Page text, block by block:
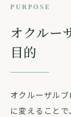
PURPOSE
オクルー
目的
オクルーザル
に変えること